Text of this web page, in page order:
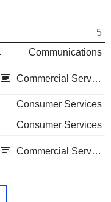
5
Communications
Commercial Services
Consumer Services
Consumer Services
Commercial Services